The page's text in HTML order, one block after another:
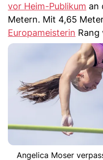
vor Heim-Publikum an
Metern. Mit 4,65
Europameisterin Rang
Angelica Moser